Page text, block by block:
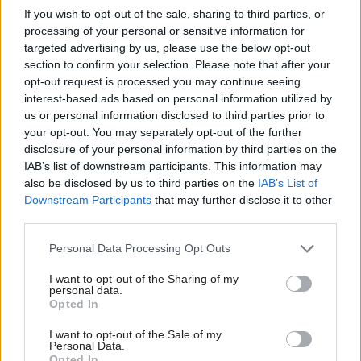
If you wish to opt-out of the sale, sharing to third parties, or
processing of your personal or sensitive information for
targeted advertising by us, please use the below opt-out
section to confirm your selection. Please note that after your
opt-out request is processed you may continue seeing
interest-based ads based on personal information utilized by
us or personal information disclosed to third parties prior to
your opt-out. You may separately opt-out of the further
disclosure of your personal information by third parties on the
IAB’s list of downstream participants. This information may
also be disclosed by us to third parties on the IAB’s List of
Downstream Participants that may further disclose it to other
Please note that this website/app uses one or more Google
not limited to your visit or usage behaviour. You may click to
grant or deny consent to Google and its third-party tags to
use your data for below specified purposes in below Google
consent section.
Personal Data Processing Opt Outs
I want to opt-out of the Sharing of my
personal data.
Opted In
I want to opt-out of the Sale of my
Personal Data.
prejavuje sa to na rôznych výškach pracovných plôch a
predovšetkým v zabudovaní spotrebičov vo výške očí.
Najdôležitejšie je, aby ste sa k parnej rúre, mikrovlnke,
kávovaru, chladničke ani umývačke riadu nemuseli
zohýbať a nenamáhali si chrbticu.